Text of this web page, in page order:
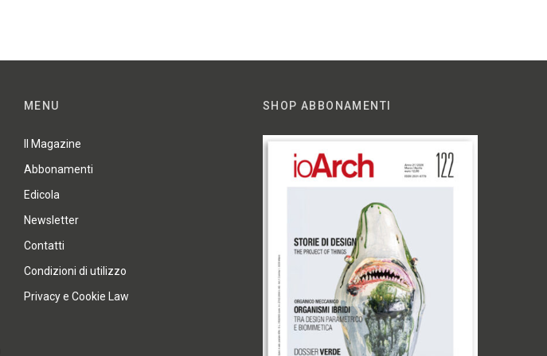
MENU
Il Magazine
Abbonamenti
Edicola
Newsletter
Contatti
Condizioni di utilizzo
Privacy e Cookie Law
SHOP ABBONAMENTI